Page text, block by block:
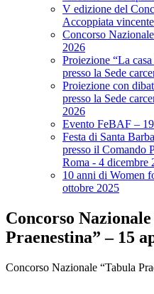
V edizione del
Accoppiata
Concorso
2026
Proiezione “La
presso la Sede
Proiezione con
presso la Sede
2026
Evento FeBAF –
Festa di Santa
presso il Comando
Roma - 4 dicembre
10 anni di Women
ottobre 2025
Concorso
Praenestina” – 15
Concorso Nazionale “Tabula